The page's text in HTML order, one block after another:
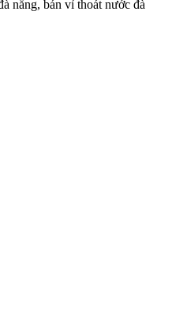
nẵng, bán vỉ thoát nước đà